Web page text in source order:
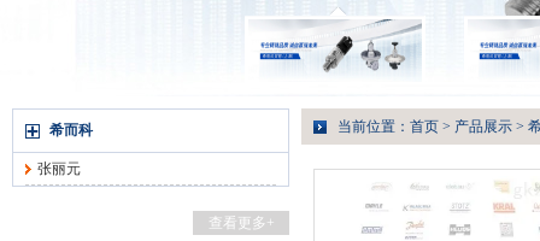
希而科
张丽元
查看更多+
当前位置： 首页 > 产品展示 >